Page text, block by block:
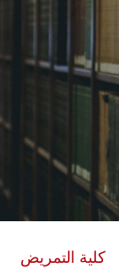
كلية التمريض